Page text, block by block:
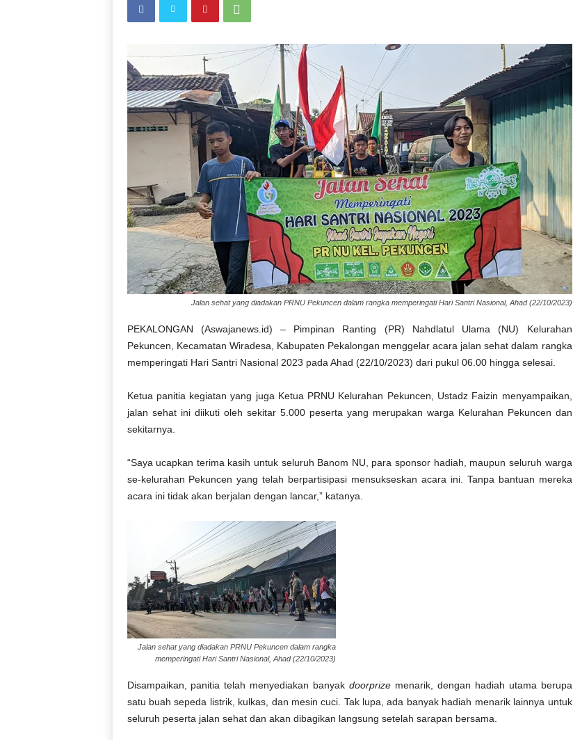
Jalan sehat yang diadakan PRNU Pekuncen dalam rangka memperingati Hari Santri Nasional, Ahad (22/10/2023)
PEKALONGAN (Aswajanews.id) – Pimpinan Ranting (PR) Nahdlatul Ulama (NU) Kelurahan
Pekuncen, Kecamatan Wiradesa, Kabupaten Pekalongan menggelar acara jalan sehat dalam rangka
memperingati Hari Santri Nasional 2023 pada Ahad (22/10/2023) dari pukul 06.00 hingga selesai.
Ketua panitia kegiatan yang juga Ketua PRNU Kelurahan Pekuncen, Ustadz Faizin menyampaikan,
jalan sehat ini diikuti oleh sekitar 5.000 peserta yang merupakan warga Kelurahan Pekuncen dan
sekitarnya.
“Saya ucapkan terima kasih untuk seluruh Banom NU, para sponsor hadiah, maupun seluruh warga
se-kelurahan Pekuncen yang telah berpartisipasi mensukseskan acara ini. Tanpa bantuan mereka
acara ini tidak akan berjalan dengan lancar,” katanya.
Jalan sehat yang diadakan PRNU Pekuncen dalam rangka
memperingati Hari Santri Nasional, Ahad (22/10/2023)
Disampaikan, panitia telah menyediakan banyak doorprize menarik, dengan hadiah utama berupa
satu buah sepeda listrik, kulkas, dan mesin cuci. Tak lupa, ada banyak hadiah menarik lainnya untuk
seluruh peserta jalan sehat dan akan dibagikan langsung setelah sarapan bersama.